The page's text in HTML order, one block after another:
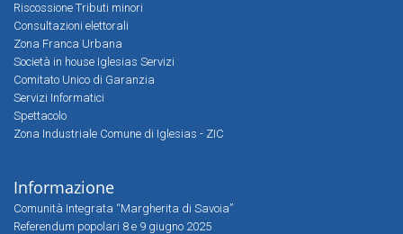
Riscossione Tributi minori
Consultazioni elettorali
Zona Franca Urbana
Società in house Iglesias Servizi
Comitato Unico di Garanzia
Servizi Informatici
Spettacolo
Zona Industriale Comune di Iglesias - ZIC
Informazione
Comunità Integrata “Margherita di Savoia”
Referendum popolari 8 e 9 giugno 2025